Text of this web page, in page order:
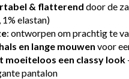
& flatterend door de
1% elastan)
: ontworpen om prachtig te
en lange mouwen voor
moeiteloos een classy look
pantalon